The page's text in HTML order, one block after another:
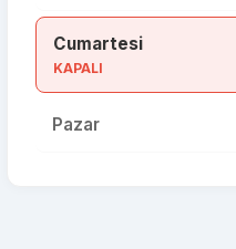
Cumartesi
KAPALI
Pazar